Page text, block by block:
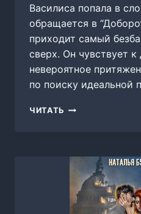
Василиса попала в
обращается в
приходит самый
сверх. Он чувствует
невероятное
по поиску идеальной
ЧИТАТЬ ОБОРОТЕНЬ
БЕССТЫЖИЙ,
НАТАЛЬЯ
БУЛАНОВА